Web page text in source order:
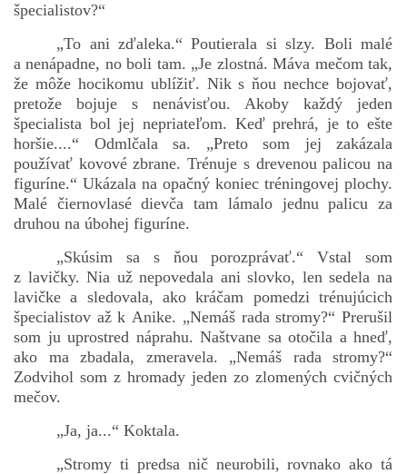
špecialistov?“
„To ani zďaleka.“ Poutierala si slzy. Boli malé
a nenápadne, no boli tam. „Je zlostná. Máva mečom tak,
že môže hocikomu ublížiť. Nik s ňou nechce bojovať,
pretože bojuje s nenávisťou. Akoby každý jeden
špecialista bol jej nepriateľom. Keď prehrá, je to ešte
horšie....“ Odmlčala sa. „Preto som jej zakázala
používať kovové zbrane. Trénuje s drevenou palicou na
figuríne.“ Ukázala na opačný koniec tréningovej plochy.
Malé čiernovlasé dievča tam lámalo jednu palicu za
druhou na úbohej figuríne.
„Skúsim sa s ňou porozprávať.“ Vstal som
z lavičky. Nia už nepovedala ani slovko, len sedela na
lavičke a sledovala, ako kráčam pomedzi trénujúcich
špecialistov až k Anike. „Nemáš rada stromy?“ Prerušil
som ju uprostred náprahu. Naštvane sa otočila a hneď,
ako ma zbadala, zmeravela. „Nemáš rada stromy?“
Zodvihol som z hromady jeden zo zlomených cvičných
mečov.
„Ja, ja...“ Koktala.
„Stromy ti predsa nič neurobili, rovnako ako tá